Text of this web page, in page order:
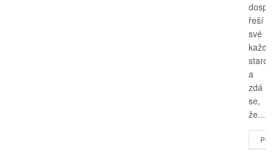
řeší
své
a
zdá
se,
že...